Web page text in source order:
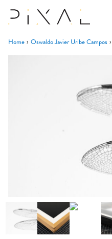
Home › Oswaldo Javier Uribe Campos ›